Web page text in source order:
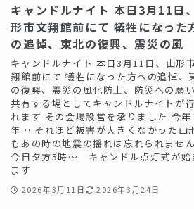
キャンドルナイト 本日3月11日
形市文翔館前にて 犠牲になった
の追悼、東北の復興、震災の風
キャンドルナイト 本日3月11日、山形
翔館前にて 犠牲になった方への追悼、
の復興、震災の風化防止、防災への願
共有する場としてキャンドルナイトが
れます その会場設営を承りました 今年
年… それほど被害が大きくなかった山
もあの時の地震の揺れは忘れられませ
今日夕方5時〜 キャンドル点灯式が始
ます
2026年3月11日 2026年3月24日